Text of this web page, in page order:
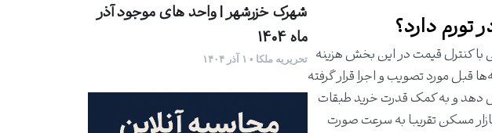
کنترل قیمت در این بخش هزینه
قبل مورد تصویب و اجرا قرار گرفته
دهد و به کمک قدرت خرید طبقات
مسکن تقریبا به سرعت صورت
شهرک خزرشهر | واحد های موجود آذر
ماه 1404
تحریریه ملکا • ۱ آذر ۱۴۰۴